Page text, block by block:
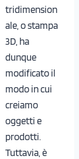
tridimension
ale, o stampa
3D, ha
dunque
modificato il
modo in cui
creiamo
oggetti e
prodotti.
Tuttavia, è